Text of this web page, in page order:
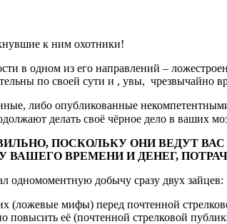
к ним охотники!
в одном из его направлений –
по своей сути и , увы, чрезвычайно
либо опубликованные
делать своё чёрное дело в ваших
ПОСКОЛЬКУ ОНИ ВЕДУТ
ВАШЕГО ВРЕМЕНИ И ДЕНЕГ,
одномоментную добычу сразу двух зайцев:
их (ложевые мифы) перед почтенной
повысить её (почтенной стрелковой